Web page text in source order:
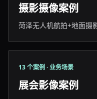
摄影摄像案例
菏泽无人机航拍+地面摄
13 个案例 · 业务场景
展会影像案例